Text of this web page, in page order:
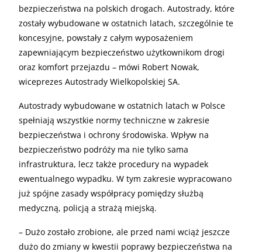
bezpieczeństwa na polskich drogach. Autostrady, które
zostały wybudowane w ostatnich latach, szczególnie te
koncesyjne, powstały z całym wyposażeniem
zapewniającym bezpieczeństwo użytkownikom drogi
oraz komfort przejazdu – mówi Robert Nowak,
wiceprezes Autostrady Wielkopolskiej SA.
Autostrady wybudowane w ostatnich latach w Polsce
spełniają wszystkie normy techniczne w zakresie
bezpieczeństwa i ochrony środowiska. Wpływ na
bezpieczeństwo podróży ma nie tylko sama
infrastruktura, lecz także procedury na wypadek
ewentualnego wypadku. W tym zakresie wypracowano
już spójne zasady współpracy pomiędzy służbą
medyczną, policją a strażą miejską.
– Dużo zostało zrobione, ale przed nami wciąż jeszcze
dużo do zmiany w kwestii poprawy bezpieczeństwa na